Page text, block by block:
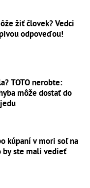
žiť človek? Vedci
odpoveďou!
TOTO nerobte:
môže dostať do
kúpaní v mori soľ na
by ste mali vedieť